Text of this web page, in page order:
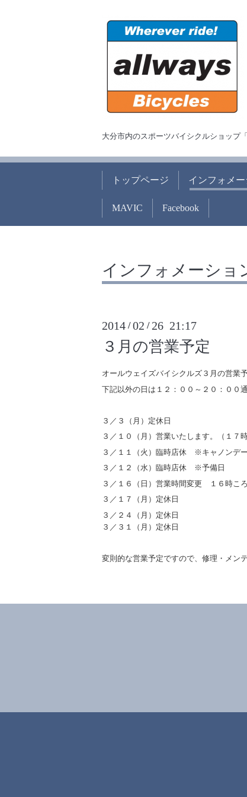
大分市内のスポーツバイシクルショップ
トップページ インフォメ
MAVIC Facebook
インフォメーショ
2014 /02 / 26 21:17
３月の営業予定
オールウェイズバイシクルズ３月の営業予
下記以外の日は１２：００～２０：００
３／３（月）定休日
３／１０（月）営業いたします。（１７時
３／１１（火）臨時店休 ※キャノンデ
３／１２（水）臨時店休 ※予備日
３／１６（日）営業時間変更 １６時こ
３／１７（月）定休日
３／２４（月）定休日
３／３１（月）定休日
変則的な営業予定ですので、修理・メン